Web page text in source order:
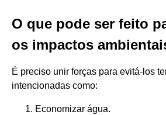
O que pode ser feito
os impactos
É preciso unir forças para evitá-los
intencionadas como:
Economizar água.